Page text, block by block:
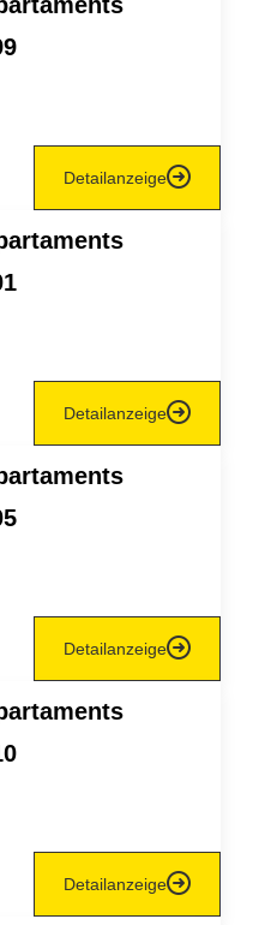
Detailanzeige
Detailanzeige
Detailanzeige
Detailanzeige